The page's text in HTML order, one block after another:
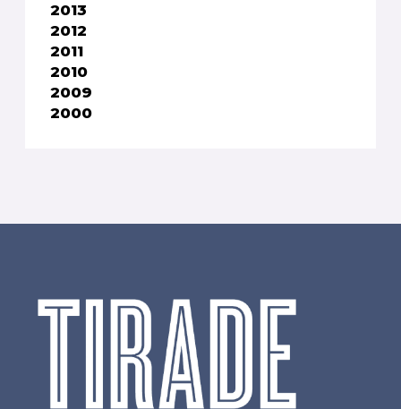
2013
2012
2011
2010
2009
2000